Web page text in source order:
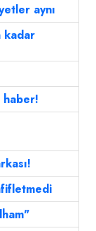
aynı
kadar
haber!